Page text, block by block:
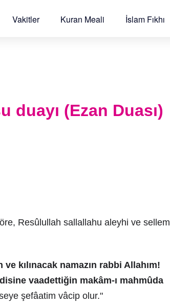
Vakitler Kuran Meali İslam Fıkhı
duayı (Ezan Duası)
Resûlullah sallallahu aleyhi ve sellem
kılınacak namazın rabbi Allahım!
vaadettiğin makâm-ı mahmûda
şefâatim vâcip olur."